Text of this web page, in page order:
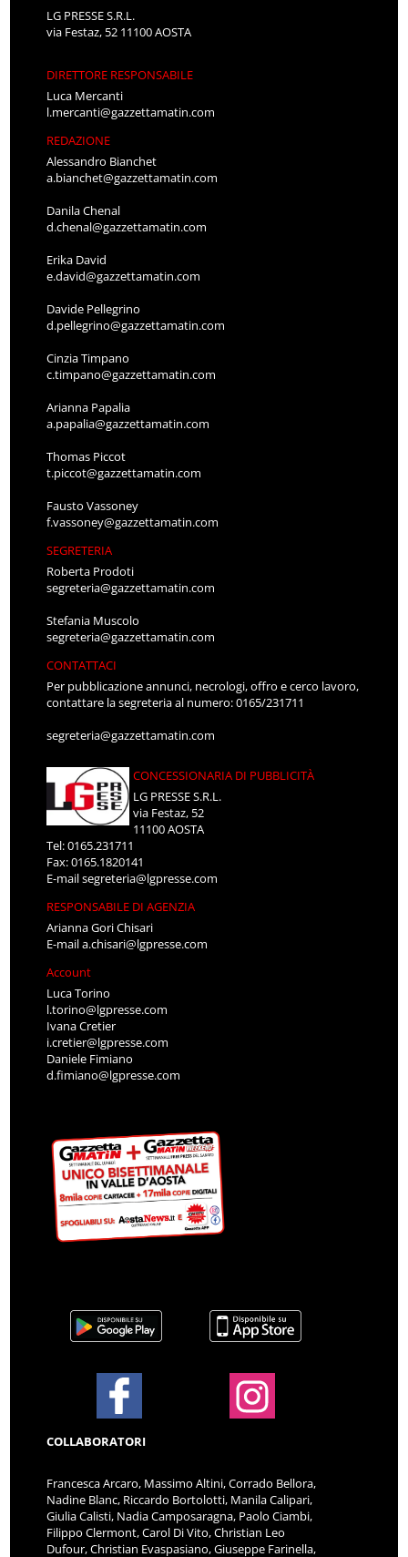
LG PRESSE S.R.L.
via Festaz, 52 11100 AOSTA
DIRETTORE RESPONSABILE
Luca Mercanti
l.mercanti@gazzettamatin.com
REDAZIONE
Alessandro Bianchet
a.bianchet@gazzettamatin.com
Danila Chenal
d.chenal@gazzettamatin.com
Erika David
e.david@gazzettamatin.com
Davide Pellegrino
d.pellegrino@gazzettamatin.com
Cinzia Timpano
c.timpano@gazzettamatin.com
Arianna Papalia
a.papalia@gazzettamatin.com
Thomas Piccot
t.piccot@gazzettamatin.com
Fausto Vassoney
f.vassoney@gazzettamatin.com
SEGRETERIA
Roberta Prodoti
segreteria@gazzettamatin.com
Stefania Muscolo
segreteria@gazzettamatin.com
CONTATTACI
Per pubblicazione annunci, necrologi, offro e cerco lavoro,
contattare la segreteria al numero: 0165/231711
segreteria@gazzettamatin.com
CONCESSIONARIA DI PUBBLICITÀ
LG PRESSE S.R.L.
via Festaz, 52
11100 AOSTA
Tel: 0165.231711
Fax: 0165.1820141
E-mailsegreteria@lgpresse.com
RESPONSABILE DI AGENZIA
Arianna Gori Chisari
E-maila.chisari@lgpresse.com
Account
Luca Torino
l.torino@lgpresse.com
Ivana Cretier
i.cretier@lgpresse.com
Daniele Fimiano
d.fimiano@lgpresse.com
COLLABORATORI
Francesca Arcaro, Massimo Altini, Corrado Bellora,
Nadine Blanc, Riccardo Bortolotti, Manila Calipari,
Giulia Calisti, Nadia Camposaragna, Paolo Ciambi,
Filippo Clermont, Carol Di Vito, Christian Leo
Dufour, Christian Evaspasiano, Giuseppe Farinella,